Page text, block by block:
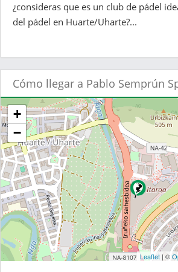
¿consideras que es un club de pádel
del pádel en Huarte/Uharte?...
Cómo llegar a Pablo Semprún
+
−
Leaflet| ©